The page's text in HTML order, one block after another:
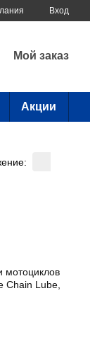
Вход
Мой заказ
Акции